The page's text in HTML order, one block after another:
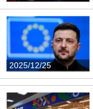
2025/12/25